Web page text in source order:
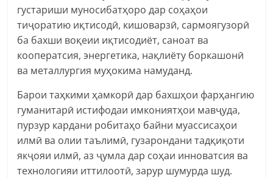
густариши муносибатҳоро дар соҳаҳои
тиҷоратию иқтисодӣ, кишоварзӣ, сармоягузорӣ
ба бахши воқеии иқтисодиёт, саноат ва
кооператсия, энергетика, нақлиёту боркашонӣ
ва металлургия муҳокима намуданд.
Барои таҳкими ҳамкорӣ дар бахшҳои фарҳангию
гуманитарӣ истифодаи имкониятҳои мавҷуда,
пурзур кардани робитаҳо байни муассисаҳои
илмӣ ва олии таълимӣ, гузарондани тадқиқоти
якҷояи илмӣ, аз ҷумла дар соҳаи инноватсия ва
технологияи иттилоотӣ, зарур шумурда шуд.